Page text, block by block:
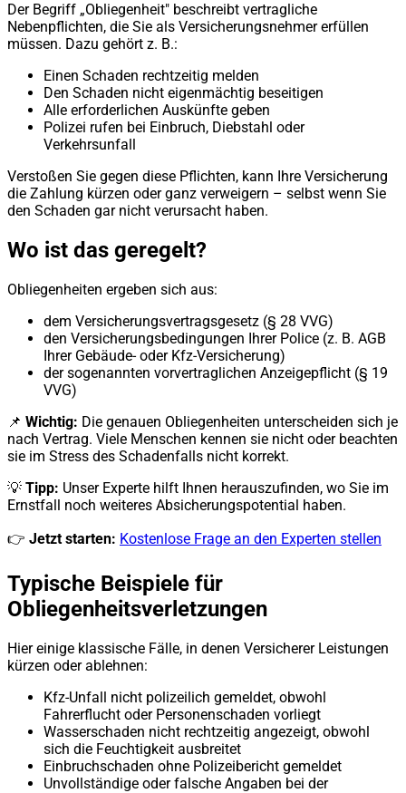
Der Begriff „Obliegenheit" beschreibt vertragliche
Nebenpflichten, die Sie als Versicherungsnehmer erfüllen
müssen. Dazu gehört z. B.:
Einen Schaden rechtzeitig melden
Den Schaden nicht eigenmächtig beseitigen
Alle erforderlichen Auskünfte geben
Polizei rufen bei Einbruch, Diebstahl oder
Verkehrsunfall
Verstoßen Sie gegen diese Pflichten, kann Ihre Versicherung
die Zahlung kürzen oder ganz verweigern – selbst wenn Sie
den Schaden gar nicht verursacht haben.
Wo ist das geregelt?
Obliegenheiten ergeben sich aus:
dem Versicherungsvertragsgesetz (§ 28 VVG)
den Versicherungsbedingungen Ihrer Police (z. B. AGB
Ihrer Gebäude- oder Kfz-Versicherung)
der sogenannten vorvertraglichen Anzeigepflicht (§ 19
VVG)
📌 Wichtig: Die genauen Obliegenheiten unterscheiden sich je
nach Vertrag. Viele Menschen kennen sie nicht oder beachten
sie im Stress des Schadenfalls nicht korrekt.
💡 Tipp: Unser Experte hilft Ihnen herauszufinden, wo Sie im
Ernstfall noch weiteres Absicherungspotential haben.
👉 Jetzt starten: Kostenlose Frage an den Experten stellen
Typische Beispiele für
Obliegenheitsverletzungen
Hier einige klassische Fälle, in denen Versicherer Leistungen
kürzen oder ablehnen:
Kfz-Unfall nicht polizeilich gemeldet, obwohl
Fahrerflucht oder Personenschaden vorliegt
Wasserschaden nicht rechtzeitig angezeigt, obwohl
sich die Feuchtigkeit ausbreitet
Einbruchschaden ohne Polizeibericht gemeldet
Unvollständige oder falsche Angaben bei der